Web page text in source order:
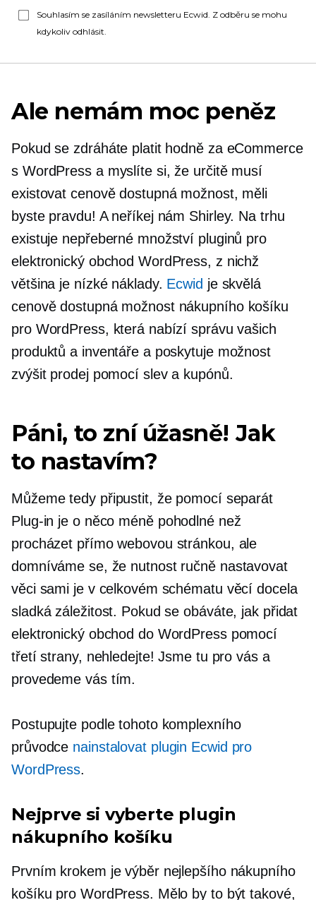
Souhlasím se zasíláním newsletteru Ecwid. Z odběru se mohu
kdykoliv odhlásit.
Ale nemám moc peněz
Pokud se zdráháte platit hodně za eCommerce
s WordPress a myslíte si, že určitě musí
existovat cenově dostupná možnost, měli
byste pravdu! A neříkej nám Shirley. Na trhu
existuje nepřeberné množství pluginů pro
elektronický obchod WordPress, z nichž
většina je nízké náklady. Ecwid je skvělá
cenově dostupná možnost nákupního košíku
pro WordPress, která nabízí správu vašich
produktů a inventáře a poskytuje možnost
zvýšit prodej pomocí slev a kupónů.
Páni, to zní úžasně! Jak
to nastavím?
Můžeme tedy připustit, že pomocí separát
Plug-in je o něco méně pohodlné než
procházet přímo webovou stránkou, ale
domníváme se, že nutnost ručně nastavovat
věci sami je v celkovém schématu věcí docela
sladká záležitost. Pokud se obáváte, jak přidat
elektronický obchod do WordPress pomocí
třetí strany, nehledejte! Jsme tu pro vás a
provedeme vás tím.
Postupujte podle tohoto komplexního
průvodce nainstalovat plugin Ecwid pro
WordPress.
Nejprve si vyberte plugin
nákupního košíku
Prvním krokem je výběr nejlepšího nákupního
košíku pro WordPress. Mělo by to být takové,